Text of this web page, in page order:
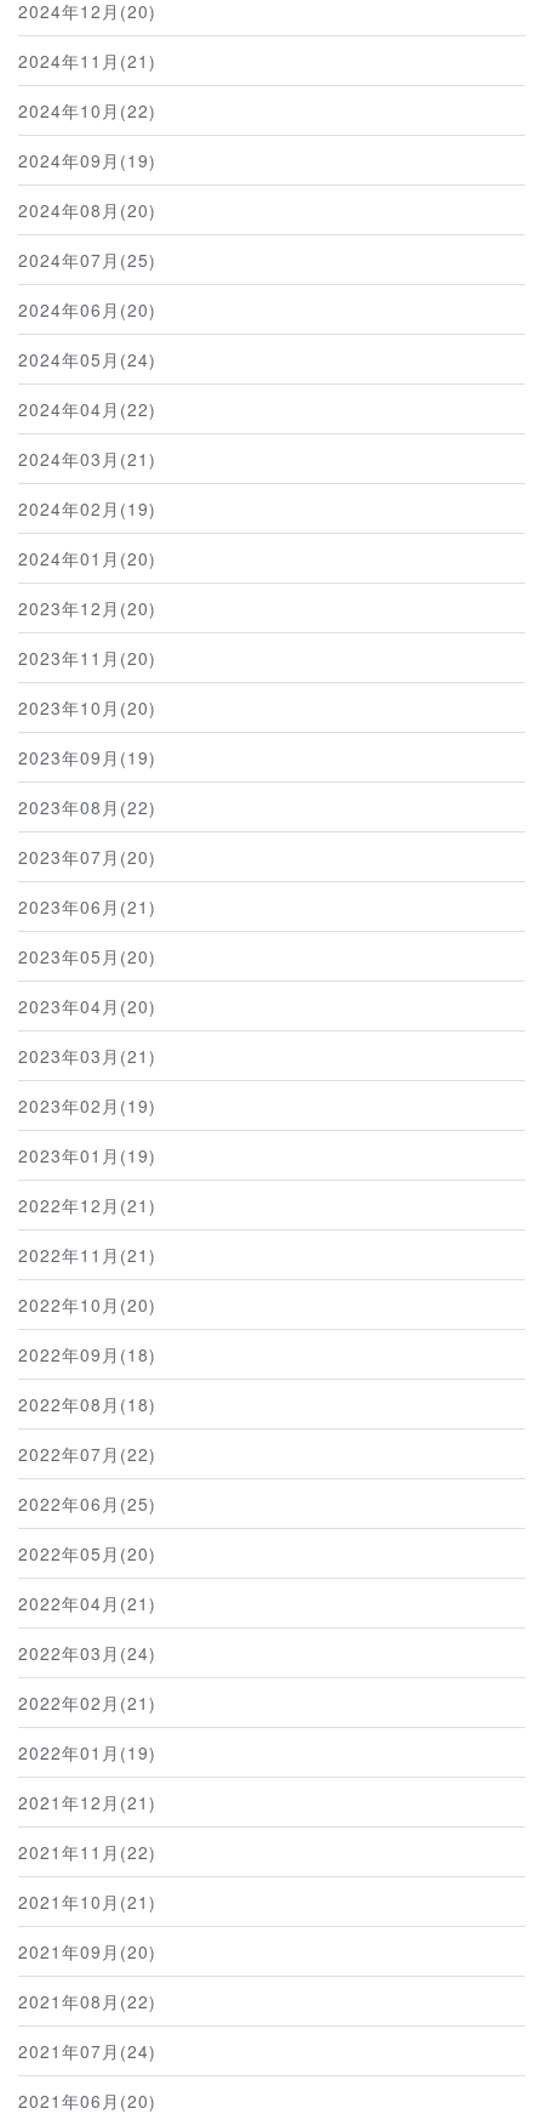
2024年12月(20)
2024年11月(21)
2024年10月(22)
2024年09月(19)
2024年08月(20)
2024年07月(25)
2024年06月(20)
2024年05月(24)
2024年04月(22)
2024年03月(21)
2024年02月(19)
2024年01月(20)
2023年12月(20)
2023年11月(20)
2023年10月(20)
2023年09月(19)
2023年08月(22)
2023年07月(20)
2023年06月(21)
2023年05月(20)
2023年04月(20)
2023年03月(21)
2023年02月(19)
2023年01月(19)
2022年12月(21)
2022年11月(21)
2022年10月(20)
2022年09月(18)
2022年08月(18)
2022年07月(22)
2022年06月(25)
2022年05月(20)
2022年04月(21)
2022年03月(24)
2022年02月(21)
2022年01月(19)
2021年12月(21)
2021年11月(22)
2021年10月(21)
2021年09月(20)
2021年08月(22)
2021年07月(24)
2021年06月(20)